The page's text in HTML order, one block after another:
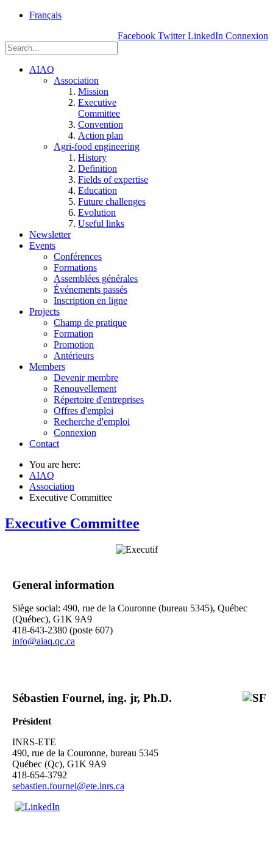
Français
Facebook Twitter LinkedIn Connexion
AIAQ
Association
Mission
Executive
Committee
Convention
Action plan
Agri-food engineering
History
Definition
Fields of expertise
Education
Future challenges
Evolution
Useful links
Newsletter
Events
Conférences
Formations
Assemblées générales
Événements passés
Inscription en ligne
Projects
Champ de pratique
Formation
Promotion
Antérieurs
Members
Devenir membre
Renouvellement
Répertoire d'entreprises
Offres d'emploi
Recherche d'emploi
Connexion
Contact
You are here:
AIAQ
Association
Executive Committee
Executive Committee
General information
Siège social: 490, rue de la Couronne (bureau 5345), Québec
(Québec), G1K 9A9
418-643-2380 (poste 607)
info@aiaq.qc.ca
Sébastien Fournel, ing. jr, Ph.D.
Président
INRS-ETE
490, rue de la Couronne, bureau 5345
Québec (Qc), G1K 9A9
418-654-3792
sebastien.fournel@ete.inrs.ca
Einstein, Québec
G1P